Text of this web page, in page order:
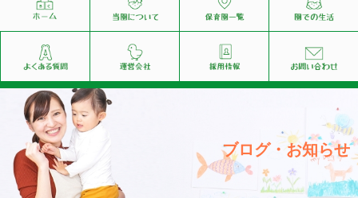
ブログ・お知らせ